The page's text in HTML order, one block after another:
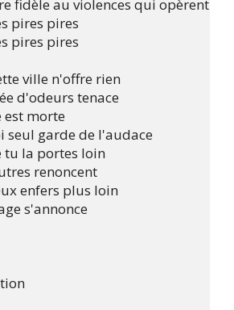
fidèle au violences qui opèrent
pires pires
pires pires
ville n'offre rien
d'odeurs tenace
est morte
seul garde de l'audace
la portes loin
renoncent
enfers plus loin
s'annonce